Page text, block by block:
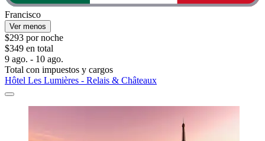
Francisco
Ver menos
$293 por noche
$349 en total
9 ago. - 10 ago.
Total con impuestos y cargos
Hôtel Les Lumières - Relais & Châteaux